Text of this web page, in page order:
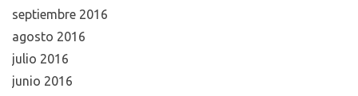
septiembre 2016
agosto 2016
julio 2016
junio 2016